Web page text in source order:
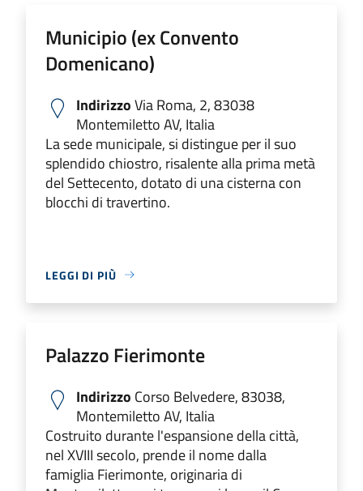
Municipio (ex Convento
Domenicano)
IndirizzoVia Roma, 2, 83038
Montemiletto AV, Italia
La sede municipale, si distingue per il suo
splendido chiostro, risalente alla prima metà
del Settecento, dotato di una cisterna con
blocchi di travertino.
LEGGI DI PIÙ
Palazzo Fierimonte
Indirizzo Corso Belvedere, 83038,
Montemiletto AV, Italia
Costruito durante l'espansione della città,
nel XVIII secolo, prende il nome dalla
famiglia Fierimonte, originaria di